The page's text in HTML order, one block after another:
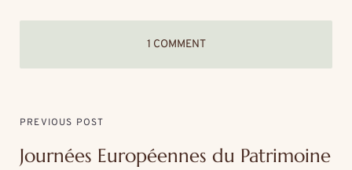
1 COMMENT
PREVIOUS POST
Journées Européennes du Patrimoine